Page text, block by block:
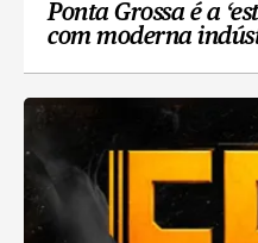
Ponta Grossa é a
com moderna